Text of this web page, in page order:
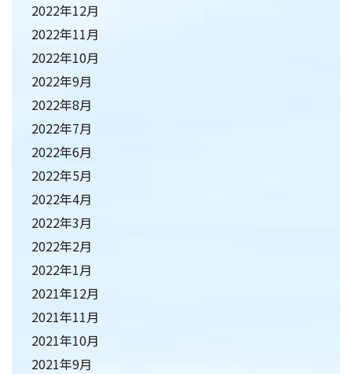
2022年12月
2022年11月
2022年10月
2022年9月
2022年8月
2022年7月
2022年6月
2022年5月
2022年4月
2022年3月
2022年2月
2022年1月
2021年12月
2021年11月
2021年10月
2021年9月